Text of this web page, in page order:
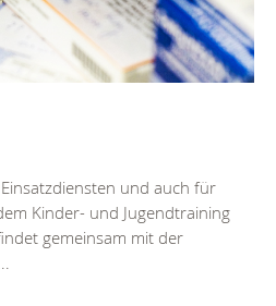
und auch für
Kinder- und Jugendtraining
gemeinsam mit der